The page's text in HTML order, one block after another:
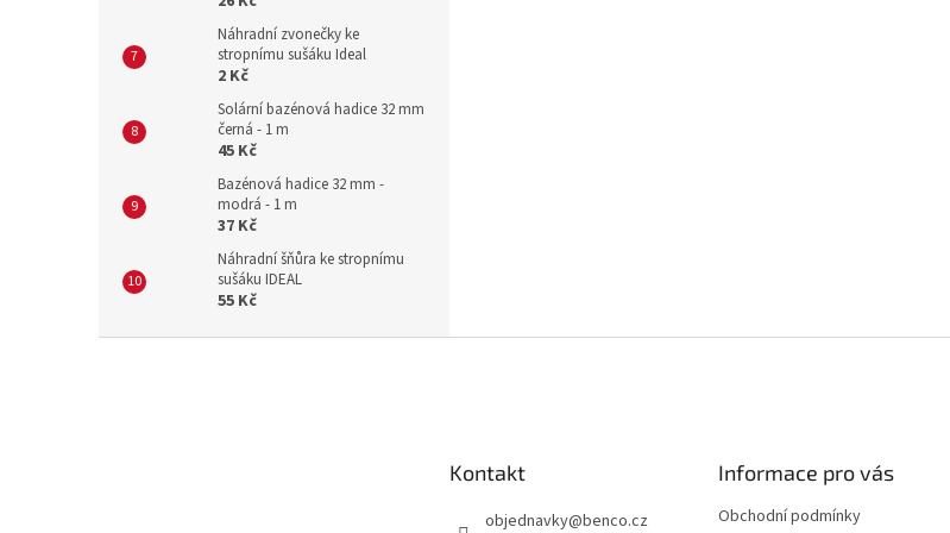
Náhradní zvonečky ke
stropnímu sušáku Ideal
2 Kč
Solární bazénová hadice 32 mm
černá - 1 m
45 Kč
Bazénová hadice 32 mm -
modrá - 1 m
37 Kč
Náhradní šňůra ke stropnímu
sušáku IDEAL
55 Kč
Kontakt
objednavky@benco.cz
Informace pro vás
Obchodní podmínky